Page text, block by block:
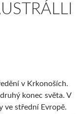
v Krkonoších.
konec světa. V
ve střední Evropě.